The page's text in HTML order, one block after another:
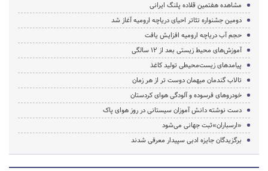
مشاهده هفتمین قلاده پلنگ ایرانی
دومین جشنواره تئاتر احیای دریاچه ارومیه آغاز شد
حجم آب دریاچه ارومیه افزایش یافت
آموزش‌های محیط‌ زیستی بعد از ۱۲ سالگی
پیامدهای زیست‌محیطی تولید کاغذ
تالاب گندمان میهمان‌ دوست تر از هر زمان
خودروهای فرسوده و آلودگی هوای کردستان
دست نوشته دانش آموزان سیستانی در روز هوای پاک
«ارسباران»ثبت جهانی می‌شود
برگزیدگان جایزه ادبی سپیدار معرفی شدند